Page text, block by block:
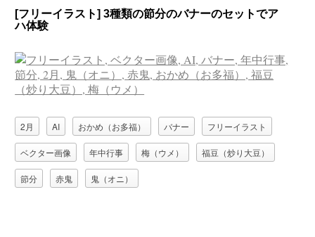
[フリーイラスト] 3種類の節分のバナーのセットでア
ハ体験
2月 AI おかめ（お多福） バナー フリーイラスト
ベクター画像 年中行事 梅（ウメ） 福豆（炒り大豆）
節分 赤鬼 鬼（オニ）